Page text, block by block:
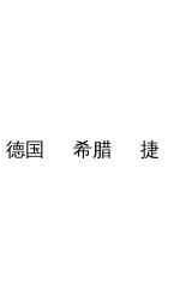
德国 希腊
捷